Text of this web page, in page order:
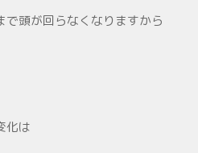
頭が回らなくなりますから
化は